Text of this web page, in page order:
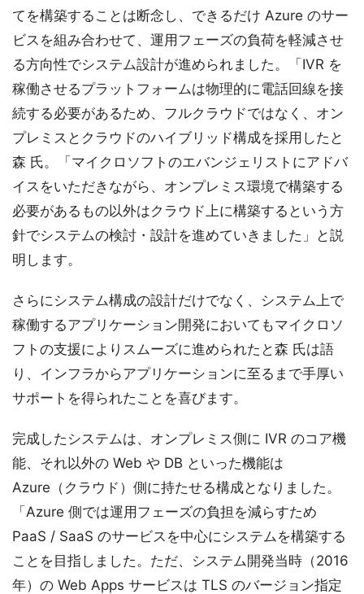
てを構築することは断念し、できるだけ Azure のサー
ビスを組み合わせて、運用フェーズの負荷を軽減させ
る方向性でシステム設計が進められました。「IVR を
稼働させるプラットフォームは物理的に電話回線を接
続する必要があるため、フルクラウドではなく、オン
プレミスとクラウドのハイブリッド構成を採用したと
森 氏。「マイクロソフトのエバンジェリストにアドバ
イスをいただきながら、オンプレミス環境で構築する
必要があるもの以外はクラウド上に構築するという方
針でシステムの検討・設計を進めていきました」と説
明します。
さらにシステム構成の設計だけでなく、システム上で
稼働するアプリケーション開発においてもマイクロソ
フトの支援によりスムーズに進められたと森 氏は語
り、インフラからアプリケーションに至るまで手厚い
サポートを得られたことを喜びます。
完成したシステムは、オンプレミス側に IVR のコア機
能、それ以外の Web や DB といった機能は
Azure（クラウド）側に持たせる構成となりました。
「Azure 側では運用フェーズの負担を減らすため
PaaS / SaaS のサービスを中心にシステムを構築する
ことを目指しました。ただ、システム開発当時（2016
年）の Web Apps サービスは TLS のバージョン指定